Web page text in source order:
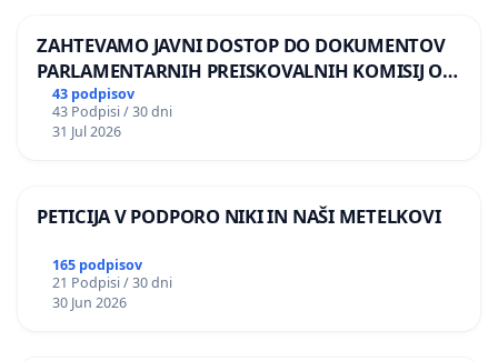
ZAHTEVAMO JAVNI DOSTOP DO DOKUMENTOV
PARLAMENTARNIH PREISKOVALNIH KOMISIJ O
ILEGALNI TRGOVINI Z OROŽJEM
43 podpisov
43 Podpisi / 30 dni
31 Jul 2026
PETICIJA V PODPORO NIKI IN NAŠI METELKOVI
165 podpisov
21 Podpisi / 30 dni
30 Jun 2026